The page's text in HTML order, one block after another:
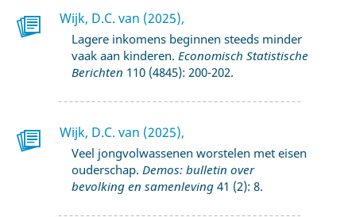
Wijk, D.C. van (2025),
Lagere inkomens beginnen steeds minder
vaak aan kinderen. Economisch Statistische
Berichten 110 (4845): 200-202.
Wijk, D.C. van (2025),
Veel jongvolwassenen worstelen met eisen
ouderschap. Demos: bulletin over
bevolking en samenleving 41 (2): 8.